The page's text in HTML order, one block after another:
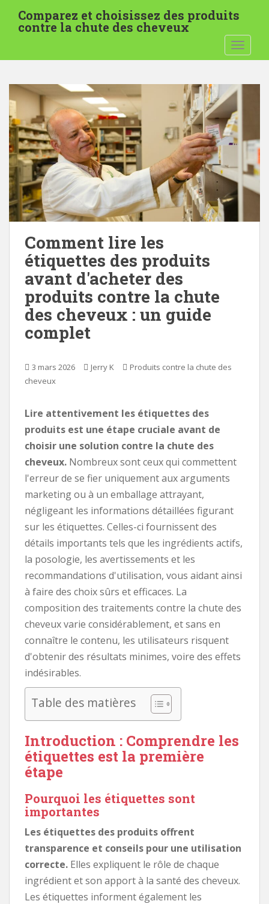
e
Comparez et choisissez des produits
contre la chute des cheveux
Comment lire les
étiquettes des produits
avant d'acheter des
produits contre la chute
des cheveux : un guide
complet
3 mars 2026 Jerry K
Produits contre la chute des
cheveux
Lire attentivement les étiquettes des
produits est une étape cruciale avant de
choisir une solution contre la chute des
cheveux. Nombreux sont ceux qui commettent
l'erreur de se fier uniquement aux arguments
marketing ou à un emballage attrayant,
négligeant les informations détaillées figurant
sur les étiquettes. Celles-ci fournissent des
détails importants tels que les ingrédients actifs,
la posologie, les avertissements et les
recommandations d'utilisation, vous aidant ainsi
à faire des choix sûrs et efficaces. La
composition des traitements contre la chute des
cheveux varie considérablement, et sans en
connaître le contenu, les utilisateurs risquent
d'obtenir des résultats minimes, voire des effets
indésirables.
Table des matières
Introduction : Comprendre les
étiquettes est la première
étape
Pourquoi les étiquettes sont
importantes
Les étiquettes des produits offrent
transparence et conseils pour une utilisation
correcte. Elles expliquent le rôle de chaque
ingrédient et son apport à la santé des cheveux.
Les étiquettes informent également les